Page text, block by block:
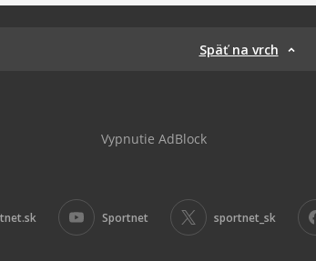
Späť na vrch
Vypnutie AdBlock
Sportnet sportnet_sk